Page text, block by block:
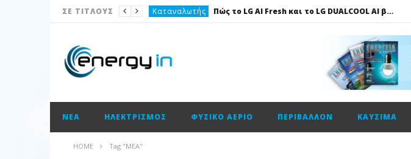
ΣΕ ΤΙΤΛΟΥΣ Καταναλωτής Πώς το LG AI Fresh και το LG DUALCOOL AI βοηθούν να επικεντρωνόμαστε στη φιλοξενία των καλεσμένων μας
Ισολογισμοί Fourlis: Το profit warning και γιατί η Edison βλέπει το ποτήρι μισογεμάτο
Ισολογισμοί HELLENiQ ENERGY: Αποτελέσματα β’ τριμήνου – α’ εξαμήνου 2026
ΝΈΑ ΗΛΕΚΤΡΙΣΜΌΣ ΦΥΣΙΚΌ ΑΈΡΙΟ ΠΕΡΙΒΆΛΛΟΝ ΚΑΎΣΙΜΑ
HOME Tag "ΜΕΑ"